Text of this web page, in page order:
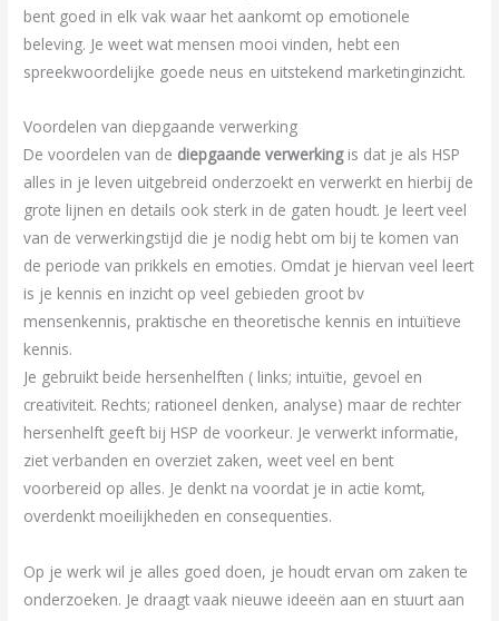
bent goed in elk vak waar het aankomt op emotionele
beleving. Je weet wat mensen mooi vinden, hebt een
spreekwoordelijke goede neus en uitstekend marketinginzicht.
Voordelen van diepgaande verwerking
De voordelen van de diepgaande verwerkingis dat je als HSP
alles in je leven uitgebreid onderzoekt en verwerkt en hierbij de
grote lijnen en details ook sterk in de gaten houdt. Je leert veel
van de verwerkingstijd die je nodig hebt om bij te komen van
de periode van prikkels en emoties. Omdat je hiervan veel leert
is je kennis en inzicht op veel gebieden groot bv
mensenkennis, praktische en theoretische kennis en intuïtieve
kennis.
Je gebruikt beide hersenhelften ( links; intuïtie, gevoel en
creativiteit. Rechts; rationeel denken, analyse) maar de rechter
hersenhelft geeft bij HSP de voorkeur. Je verwerkt informatie,
ziet verbanden en overziet zaken, weet veel en bent
voorbereid op alles. Je denkt na voordat je in actie komt,
overdenkt moeilijkheden en consequenties.
Op je werk wil je alles goed doen, je houdt ervan om zaken te
onderzoeken. Je draagt vaak nieuwe ideeën aan en stuurt aan